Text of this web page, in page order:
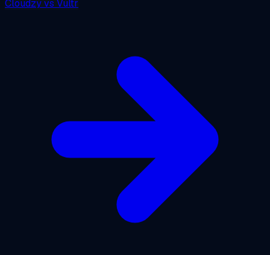
Cloudzyvs Vultr